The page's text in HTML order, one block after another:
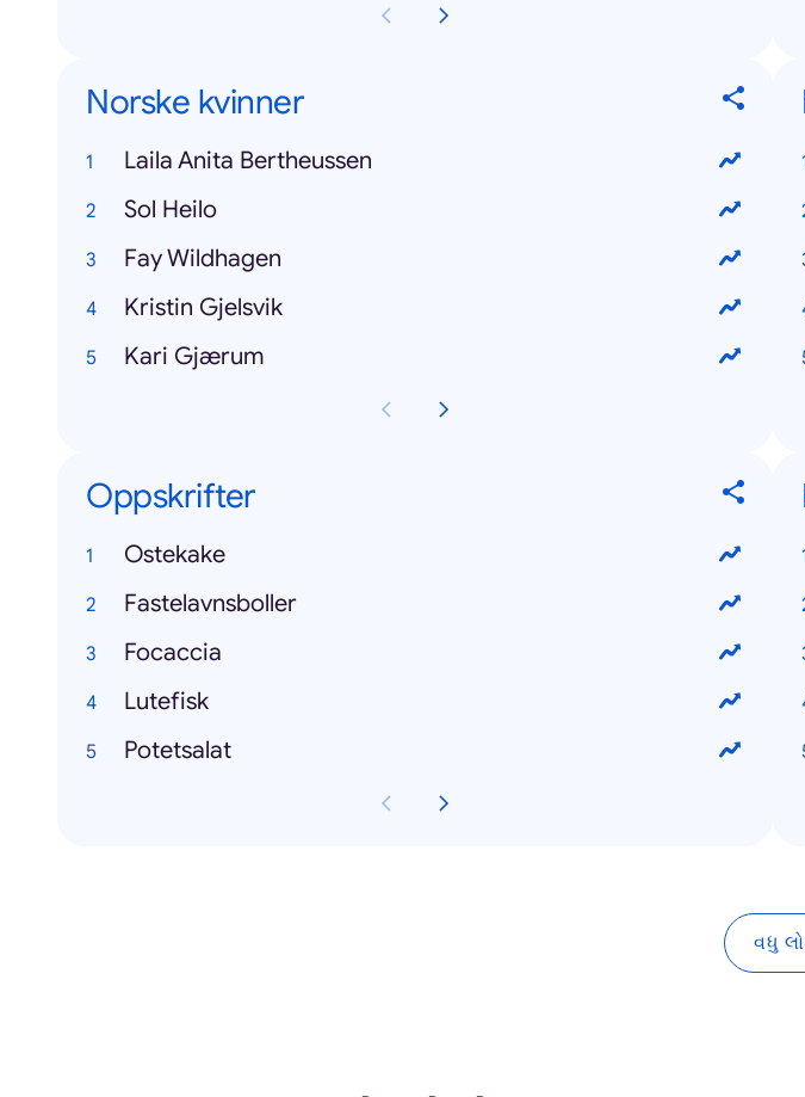
Norske kvinner
Laila Anita Bertheussen
Sol Heilo
Fay Wildhagen
Kristin Gjelsvik
Kari Gjærum
Oppskrifter
Ostekake
Fastelavnsboller
Focaccia
Lutefisk
Potetsalat
વધુ